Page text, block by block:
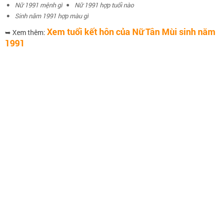
Nữ 1991 mệnh gì
Nữ 1991 hợp tuổi nào
Sinh năm 1991 hợp màu gì
➥ Xem thêm: Xem tuổi kết hôn của Nữ Tân Mùi sinh năm
1991